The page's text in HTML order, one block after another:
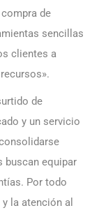
de
sencillas
clientes a
de
y un servicio
buscan equipar
Por todo
la atención al